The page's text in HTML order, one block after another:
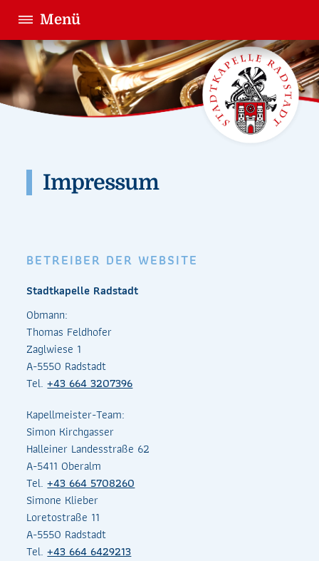
Menü
Impressum
BETREIBER DER WEBSITE
Stadtkapelle Radstadt
Obmann:
Thomas Feldhofer
Zaglwiese 1
A-5550 Radstadt
Tel.+43 664 3207396
Kapellmeister-Team:
Simon Kirchgasser
Halleiner Landesstraße 62
A-5411 Oberalm
Tel.+43 664 5708260
Simone Klieber
Loretostraße 11
A-5550 Radstadt
Tel.+43 664 6429213